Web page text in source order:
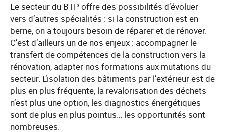
Le secteur du BTP offre des possibilités d’évoluer
vers d’autres spécialités : si la construction est en
berne, on a toujours besoin de réparer et de rénover.
C’est d’ailleurs un de nos enjeux : accompagner le
transfert de compétences de la construction vers la
rénovation, adapter nos formations aux mutations du
secteur. L’isolation des bâtiments par l’extérieur est de
plus en plus fréquente, la revalorisation des déchets
n’est plus une option, les diagnostics énergétiques
sont de plus en plus pointus… les opportunités sont
nombreuses.